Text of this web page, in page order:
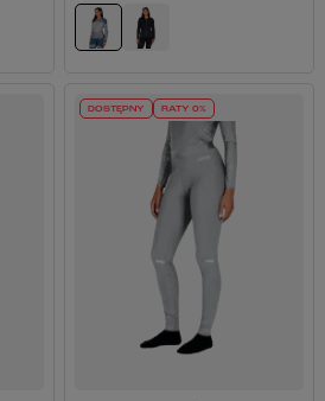
DOSTĘPNY RATY 0%